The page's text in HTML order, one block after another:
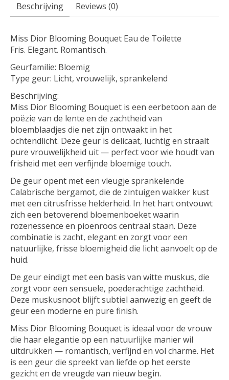
Beschrijving Reviews (0)
Miss Dior Blooming Bouquet Eau de Toilette
Fris. Elegant. Romantisch.
Geurfamilie: Bloemig
Type geur: Licht, vrouwelijk, sprankelend
Beschrijving:
Miss Dior Blooming Bouquet is een eerbetoon aan de
poëzie van de lente en de zachtheid van
bloemblaadjes die net zijn ontwaakt in het
ochtendlicht. Deze geur is delicaat, luchtig en straalt
pure vrouwelijkheid uit — perfect voor wie houdt van
frisheid met een verfijnde bloemige touch.
De geur opent met een vleugje sprankelende
Calabrische bergamot, die de zintuigen wakker kust
met een citrusfrisse helderheid. In het hart ontvouwt
zich een betoverend bloemenboeket waarin
rozenessence en pioenroos centraal staan. Deze
combinatie is zacht, elegant en zorgt voor een
natuurlijke, frisse bloemigheid die licht aanvoelt op de
huid.
De geur eindigt met een basis van witte muskus, die
zorgt voor een sensuele, poederachtige zachtheid.
Deze muskusnoot blijft subtiel aanwezig en geeft de
geur een moderne en pure finish.
Miss Dior Blooming Bouquet is ideaal voor de vrouw
die haar elegantie op een natuurlijke manier wil
uitdrukken — romantisch, verfijnd en vol charme. Het
is een geur die spreekt van liefde op het eerste
gezicht en de vreugde van nieuw begin.